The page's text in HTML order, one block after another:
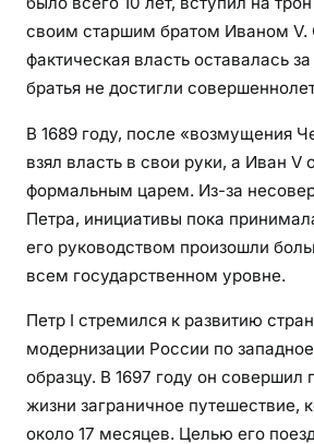
своим старшим братом Иваном V.
фактическая власть оставалась
братья не достигли
В 1689 году, после «возмущения
взял власть в свои руки, а Иван V
формальным царем. Из-за
Петра, инициативы пока
его руководством произошли
всем государственном уровне.
Петр I стремился к развитию
модернизации России по
образцу. В 1697 году он совершил
жизни заграничное путешествие,
около 17 месяцев. Целью его